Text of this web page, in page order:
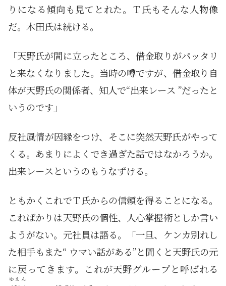
りになる傾向も見てとれた。Ｔ氏もそんな人物像
だ。木田氏は続ける。
「天野氏が間に立ったところ、借金取りがパッタリ
と来なくなりました。当時の噂ですが、借金取り自
体が天野氏の関係者、知人で“出来レース ”だったと
いうのです」
反社風情が因縁をつけ、そこに突然天野氏がやって
くる。あまりによくでき過ぎた話ではなかろうか。
出来レースというのもうなずける。
ともかくこれでＴ氏からの信頼を得ることになる。
こればかりは天野氏の個性、人心掌握術としか言い
ようがない。元社員は語る。「一旦、ケンカ別れし
た相手もまた“ ウマい話がある”と聞くと天野氏の元
に戻ってきます。これが天野グループと呼ばれる
ゆえん